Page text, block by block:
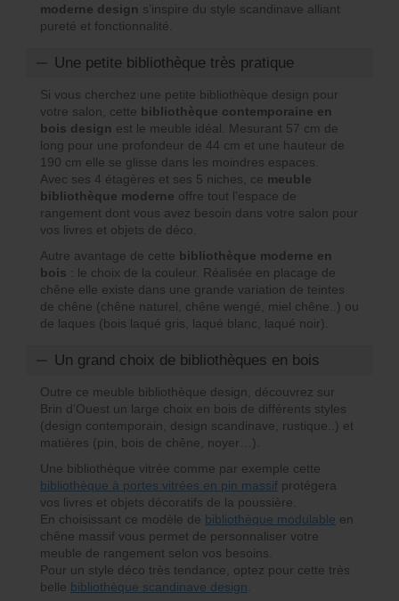
moderne design s’inspire du style scandinave alliant
pureté et fonctionnalité.
Une petite bibliothèque très pratique
Si vous cherchez une petite bibliothèque design pour
votre salon, cette bibliothèque contemporaine en
bois design est le meuble idéal. Mesurant 57 cm de
long pour une profondeur de 44 cm et une hauteur de
190 cm elle se glisse dans les moindres espaces.
Avec ses 4 étagères et ses 5 niches, ce meuble
bibliothèque moderne offre tout l’espace de
rangement dont vous avez besoin dans votre salon pour
vos livres et objets de déco.
Autre avantage de cette bibliothèque moderne en
bois : le choix de la couleur. Réalisée en placage de
chêne elle existe dans une grande variation de teintes
de chêne (chêne naturel, chêne wengé, miel chêne..) ou
de laques (bois laqué gris, laqué blanc, laqué noir).
Un grand choix de bibliothèques en bois
Outre ce meuble bibliothèque design, découvrez sur
Brin d’Ouest un large choix en bois de différents styles
(design contemporain, design scandinave, rustique..) et
matières (pin, bois de chêne, noyer…).
Une bibliothèque vitrée comme par exemple cette
bibliothèque à portes vitrées en pin massif protégera
vos livres et objets décoratifs de la poussière.
En choisissant ce modèle de bibliothèque modulable en
chêne massif vous permet de personnaliser votre
meuble de rangement selon vos besoins.
Pour un style déco très tendance, optez pour cette très
belle bibliothèque scandinave design